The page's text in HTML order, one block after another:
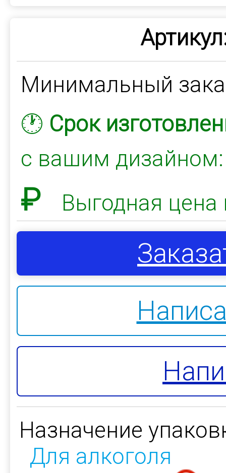
Минимальный
🕐 Срок
с вашим
₽ Выгодная
Назначение
Для алкоголя